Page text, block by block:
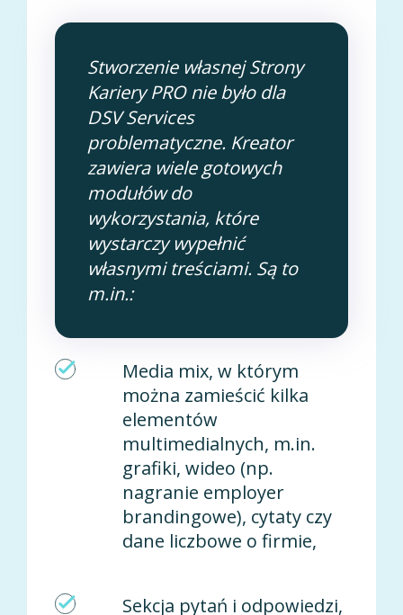
Stworzenie własnej Strony
Kariery PRO nie było dla
DSV Services
problematyczne. Kreator
zawiera wiele gotowych
modułów do
wykorzystania, które
wystarczy wypełnić
własnymi treściami. Są to
m.in.:
Media mix, w którym
można zamieścić kilka
elementów
multimedialnych, m.in.
grafiki, wideo (np.
nagranie employer
brandingowe), cytaty czy
dane liczbowe o firmie,
Sekcja pytań i odpowiedzi,